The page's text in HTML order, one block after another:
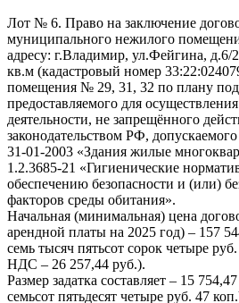
Лот № 6. Право на заключение
муниципального нежилого
адресу: г.Владимир, ул.Фейгина,
кв.м (кадастровый номер
помещения № 29, 31, 32 по плану
предоставляемого для
деятельности, не запрещённого
законодательством РФ,
31-01-2003 «Здания жилые
1.2.3685-21 «Гигиенические
обеспечению безопасности и (или)
факторов среды обитания».
Начальная (минимальная) цена
арендной платы на 2025 год) – 157
семь тысяч пятьсот сорок четыре
НДС – 26 257,44 руб.).
Размер задатка составляет – 15
семьсот пятьдесят четыре руб. 47